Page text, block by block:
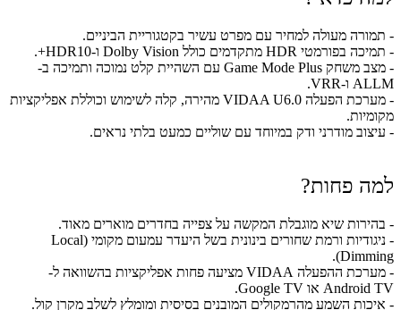
- תמורה מעולה למחיר עם מפרט עשיר בקטגוריית הביניים.
- תמיכה בפורמטי HDR מתקדמים כולל Dolby Vision ו-HDR10+.
- מצב משחק Game Mode Plus עם השהיית קלט נמוכה ותמיכה ב-
ALLM ו-VRR.
- מערכת הפעלה VIDAA U6.0 מהירה, קלה לשימוש וכוללת אפליקציות
מקומיות.
- עיצוב מודרני ודק במיוחד עם שוליים כמעט בלתי נראים.
למה פחות?
- בהירות שיא מוגבלת המקשה על צפייה בחדרים מוארים מאוד.
- ניגודיות ורמת שחורים בינונית בשל היעדר עמעום מקומי (Local
Dimming).
- מערכת ההפעלה VIDAA מציעה פחות אפליקציות בהשוואה ל-
Android TV או Google TV.
- איכות השמע מהרמקולים המובנים בסיסית ומומלץ לשלב מקרן קול.